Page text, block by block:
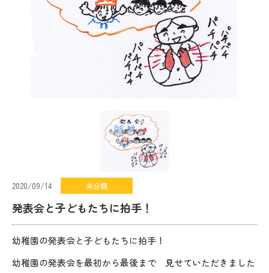
2020/09/14 未分類
発表会と子どもたちに拍手！
幼稚園の発表会と子どもたちに拍手！
幼稚園の発表会を最初から最後まで 見せていただきました